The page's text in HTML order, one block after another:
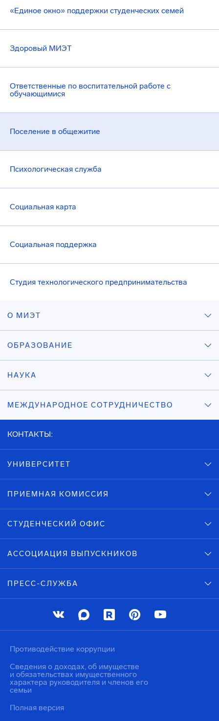
«Единое окно» поддержки студенческих семей
Здоровый МИЭТ
Ответственные по воспитательной работе с
обучающимися
Поселение в общежитие
Психологическая служба
Социальная карта
Социальная поддержка
Студия технологического предпринимательства
О МИЭТ
ОБРАЗОВАНИЕ
НАУКА
МЕЖДУНАРОДНОЕ СОТРУДНИЧЕСТВО
КОНТАКТЫ:
УНИВЕРСИТЕТ
ПРИЕМНАЯ КОМИССИЯ
СТУДЕНЧЕСКИЙ ОФИС
АССОЦИАЦИЯ ВЫПУСКНИКОВ
ПРЕСС-СЛУЖБА
Противодействие коррупции
Сведения о доходах, об имуществе
и обязательствах имущественного
характера руководителя и членов его
семьи
Полная версия